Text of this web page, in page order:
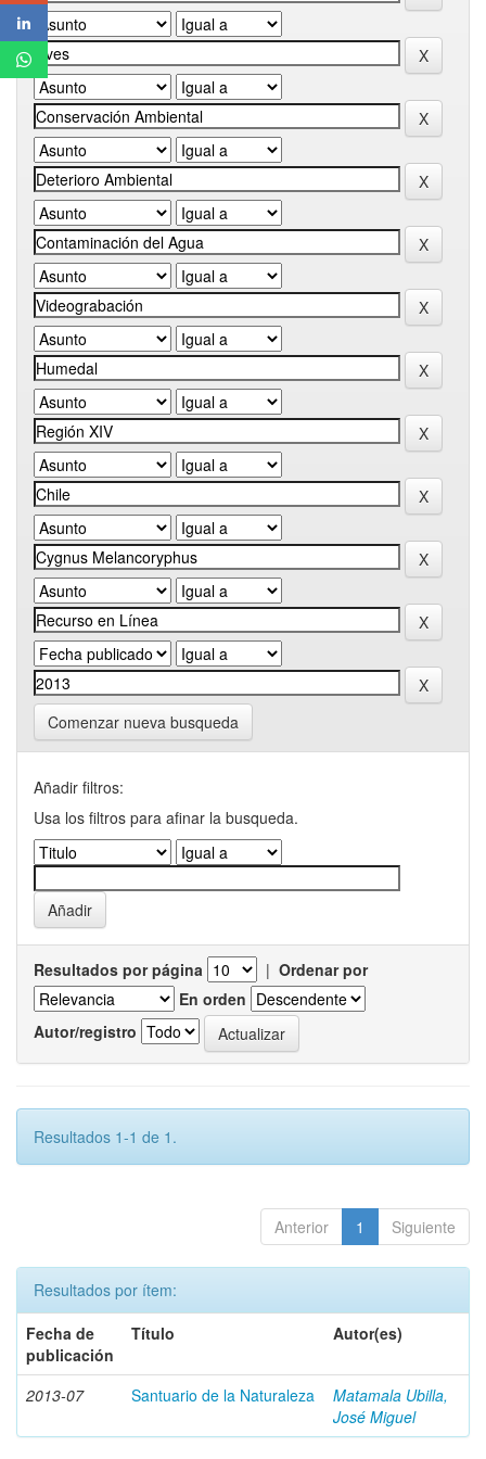
Comenzar nueva busqueda
Añadir filtros:
Usa los filtros para afinar la busqueda.
Resultados por página | Ordenar por
En orden
Autor/registro
Resultados 1-1 de 1.
Anterior 1 Siguiente
Resultados por ítem:
Fecha de
publicación
Título Autor(es)
2013-07 Santuario de la Naturaleza
Matamala Ubilla,
José Miguel